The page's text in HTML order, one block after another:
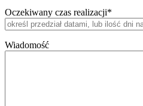
Oczekiwany czas realizacji*
Wiadomość